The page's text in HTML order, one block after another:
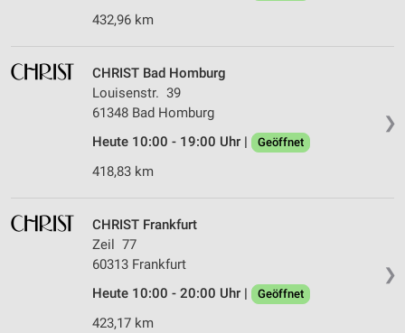
432,96 km
❯
CHRIST Bad Homburg
Louisenstr. 39
61348 Bad Homburg
Heute 10:00 - 19:00 Uhr |
Geöffnet
418,83 km
❯
CHRIST Frankfurt
Zeil 77
60313 Frankfurt
Heute 10:00 - 20:00 Uhr |
Geöffnet
423,17 km